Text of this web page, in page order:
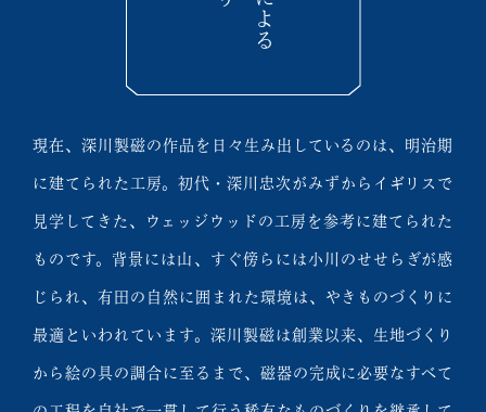
現在、深川製磁の作品を日々生み出しているのは、明治期
に建てられた工房。初代・深川忠次がみずからイギリスで
見学してきた、ウェッジウッドの工房を参考に建てられた
ものです。背景には山、すぐ傍らには小川のせせらぎが感
じられ、有田の自然に囲まれた環境は、やきものづくりに
最適といわれています。深川製磁は創業以来、生地づくり
から絵の具の調合に至るまで、磁器の完成に必要なすべて